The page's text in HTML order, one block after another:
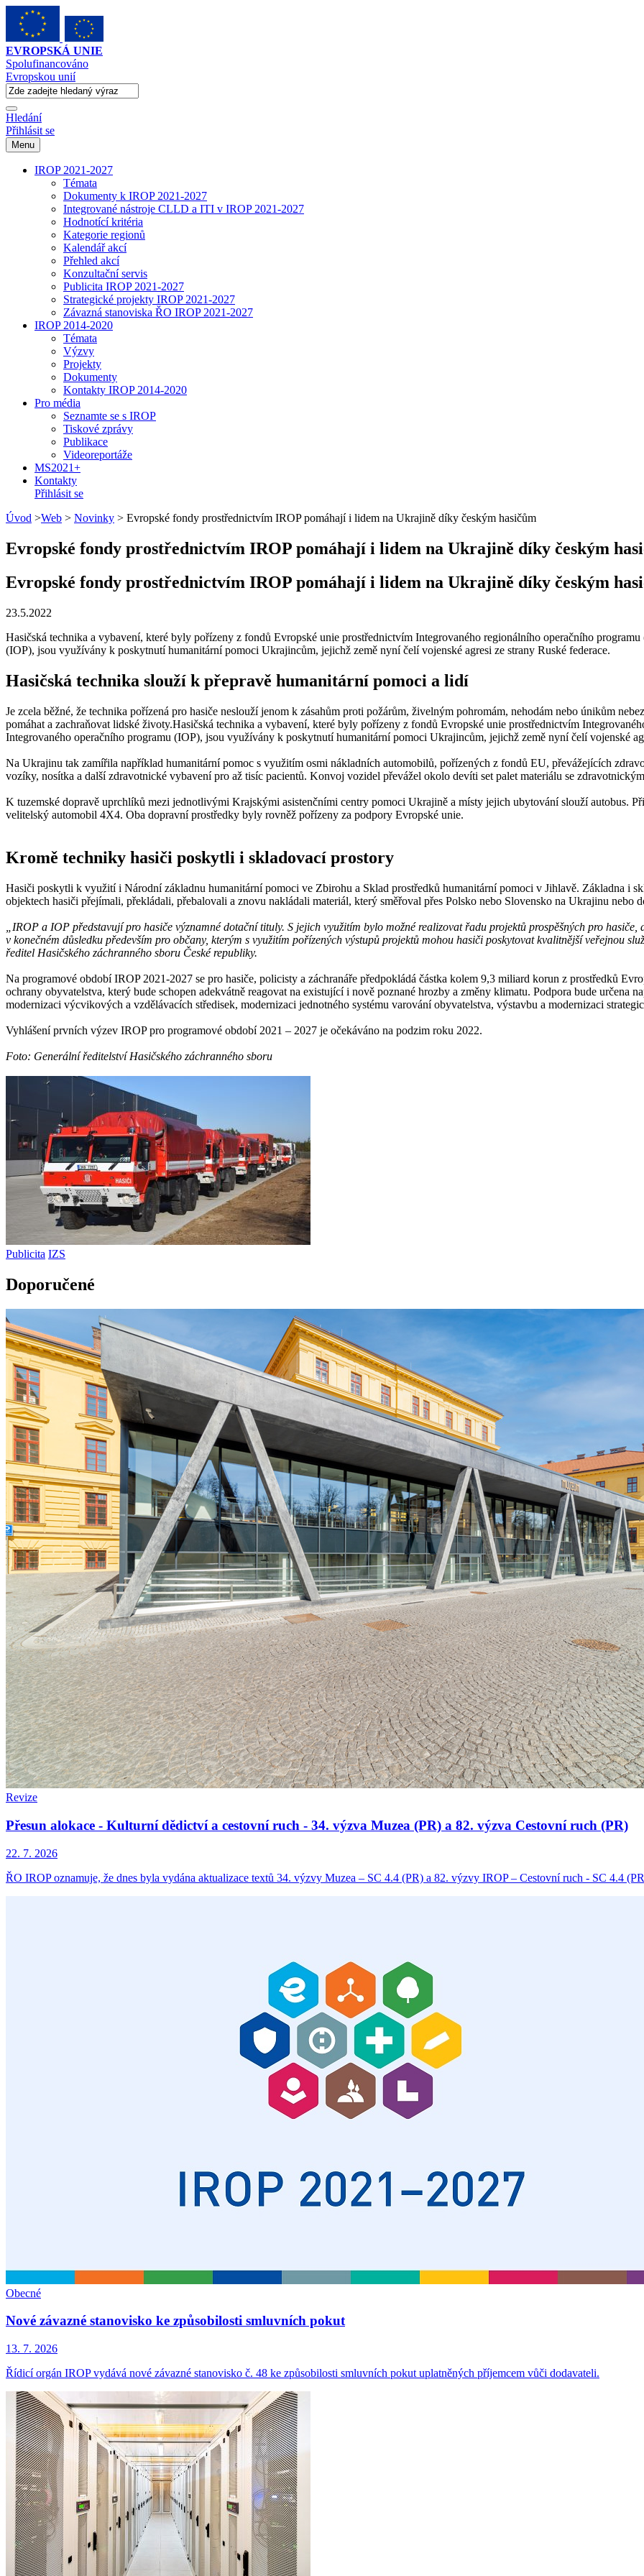
EVROPSKÁ UNIE
Spolufinancováno
Evropskou unií
Hledání
Přihlásit se
Menu
IROP 2021-2027
Témata
Dokumenty k IROP 2021-2027
Integrované nástroje CLLD a ITI v IROP 2021-2027
Hodnotící kritéria
Kategorie regionů
Kalendář akcí
Přehled akcí
Konzultační servis
Publicita IROP 2021-2027
Strategické projekty IROP 2021-2027
Závazná stanoviska ŘO IROP 2021-2027
IROP 2014-2020
Témata
Výzvy
Projekty
Dokumenty
Kontakty IROP 2014-2020
Pro média
Seznamte se s IROP
Tiskové zprávy
Publikace
Videoreportáže
MS2021+
Kontakty
Přihlásit se
Úvod >Web > Novinky > Evropské fondy prostřednictvím IROP pomáhají i lidem na Ukrajině díky českým hasičům
Evropské fondy prostřednictvím IROP pomáhají i lidem na Ukrajině díky českým
Evropské fondy prostřednictvím IROP pomáhají i lidem na Ukrajině díky českým
23.5.2022
Hasičská technika a vybavení, které byly pořízeny z fondů Evropské unie prostřednictvím Integrovaného regionálního operačního
(IOP), jsou využívány k poskytnutí humanitární pomoci Ukrajincům, jejichž země nyní čelí vojenské agresi ze strany Ruské federace.
Hasičská technika slouží k přepravě humanitární pomoci a lidí
Je zcela běžné, že technika pořízená pro hasiče neslouží jenom k zásahům proti požárům, živelným pohromám, nehodám nebo únikům
pomáhat a zachraňovat lidské životy.Hasičská technika a vybavení, které byly pořízeny z fondů Evropské unie prostřednictvím
Integrovaného operačního programu (IOP), jsou využívány k poskytnutí humanitární pomoci Ukrajincům, jejichž země nyní čelí vojenské
Na Ukrajinu tak zamířila například humanitární pomoc s využitím osmi nákladních automobilů, pořízených z fondů EU, převážejících
vozíky, nosítka a další zdravotnické vybavení pro až tisíc pacientů. Konvoj vozidel převážel okolo devíti set palet materiálu se
K tuzemské dopravě uprchlíků mezi jednotlivými Krajskými asistenčními centry pomoci Ukrajině a místy jejich ubytování slouží autobus.
velitelský automobil 4X4. Oba dopravní prostředky byly rovněž pořízeny za podpory Evropské unie.
Kromě techniky hasiči poskytli i skladovací prostory
Hasiči poskytli k využití i Národní základnu humanitární pomoci ve Zbirohu a Sklad prostředků humanitární pomoci v Jihlavě. Základna i
objektech hasiči přejímali, překládali, přebalovali a znovu nakládali materiál, který směřoval přes Polsko nebo Slovensko na Ukrajinu nebo
„IROP a IOP představují pro hasiče významné dotační tituly. S jejich využitím bylo možné realizovat řadu projektů prospěšných pro
v konečném důsledku především pro občany, kterým s využitím pořízených výstupů projektů mohou hasiči poskytovat kvalitnější veřejnou
ředitel Hasičského záchranného sboru České republiky.
Na programové období IROP 2021-2027 se pro hasiče, policisty a záchranáře předpokládá částka kolem 9,3 miliard korun z prostředků
ochrany obyvatelstva, který bude schopen adekvátně reagovat na existující i nově poznané hrozby a změny klimatu. Podpora bude určena
modernizaci výcvikových a vzdělávacích středisek, modernizaci jednotného systému varování obyvatelstva, výstavbu a modernizaci
Vyhlášení prvních výzev IROP pro programové období 2021 – 2027 je očekáváno na podzim roku 2022.
Foto: Generální ředitelství Hasičského záchranného sboru
Publicita IZS
Doporučené
Revize
Přesun alokace - Kulturní dědictví a cestovní ruch - 34. výzva Muzea (PR) a 82. výzva Cestovní ruch (PR)
22. 7. 2026
ŘO IROP oznamuje, že dnes byla vydána aktualizace textů 34. výzvy Muzea – SC 4.4 (PR) a 82. výzvy IROP – Cestovní ruch - SC 4.4
Obecné
Nové závazné stanovisko ke způsobilosti smluvních pokut
13. 7. 2026
Řídicí orgán IROP vydává nové závazné stanovisko č. 48 ke způsobilosti smluvních pokut uplatněných příjemcem vůči dodavateli.